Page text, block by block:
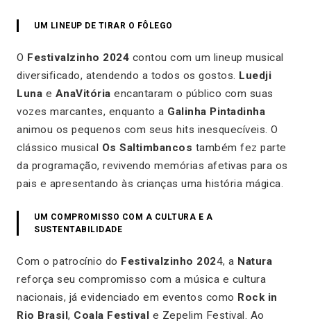
UM LINEUP DE TIRAR O FÔLEGO
O Festivalzinho 2024 contou com um lineup musical
diversificado, atendendo a todos os gostos. Luedji
Luna e AnaVitória encantaram o público com suas
vozes marcantes, enquanto a Galinha Pintadinha
animou os pequenos com seus hits inesquecíveis. O
clássico musical Os Saltimbancos também fez parte
da programação, revivendo memórias afetivas para os
pais e apresentando às crianças uma história mágica.
UM COMPROMISSO COM A CULTURA E A
SUSTENTABILIDADE
Com o patrocínio do Festivalzinho 2024, a Natura
reforça seu compromisso com a música e cultura
nacionais, já evidenciado em eventos como Rock in
Rio Brasil, Coala Festival e Zepelim Festival. Ao